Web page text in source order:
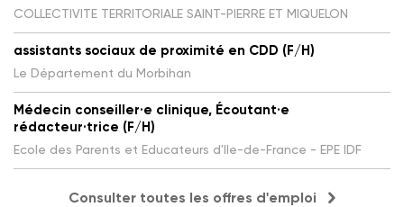
COLLECTIVITE TERRITORIALE SAINT-PIERRE ET MIQUELON
assistants sociaux de proximité en CDD (F/H)
Le Département du Morbihan
Médecin conseiller·e clinique, Écoutant·e
rédacteur·trice (F/H)
Ecole des Parents et Educateurs d'Ile-de-France - EPE IDF
Consulter toutes les offres d'emploi